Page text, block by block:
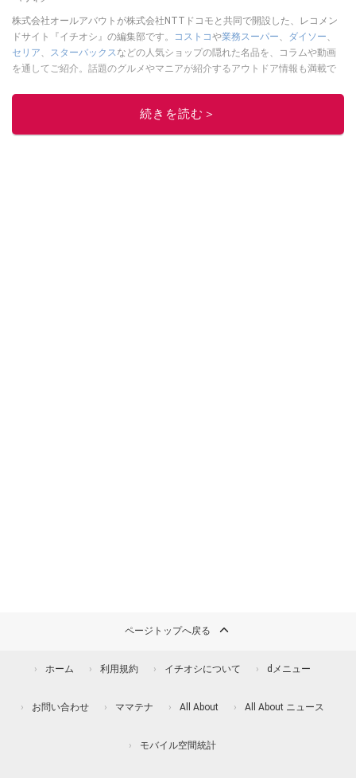
株式会社オールアバウトが株式会社NTTドコモと共同で開設した、レコメン
ドサイト『イチオシ』の編集部です。
コストコや業務スーパー、 ダイソー、
セリア、 スターバックスなどの人気ショップの隠れた名品を、コラムや動画
を通してご紹介。話題のグルメやマニアが紹介するアウトドア情報も満載で
レビューしています。毎日トレンド情報をお届けしているので、ぜひ
してください！続きを読む＞
ページトップへ戻る
ホーム 利用規約 イチオシについて dメニュー
お問い合わせ ママテナ All About All About ニュース
モバイル空間統計